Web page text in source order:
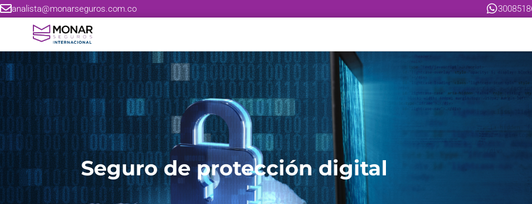
analista@monarseguros.com.co
Seguro de protección digital